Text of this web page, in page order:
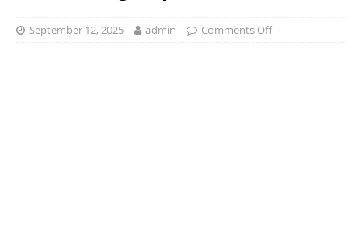
September 12, 2025 admin Comments Off